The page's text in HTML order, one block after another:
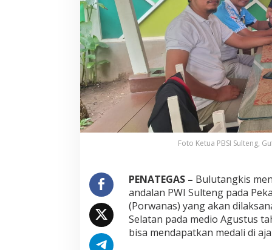
u
u
a
k
s
P
W
I
t
e
n
g
Foto Ketua PBSI Sulteng,
PENATEGAS – Bulutangkis
andalan PWI Sulteng pada
(Porwanas) yang akan
Selatan pada medio Agustus
bisa mendapatkan medali di